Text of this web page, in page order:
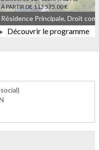
À PARTIR DE 113 575,00 €
Découvrir le programme